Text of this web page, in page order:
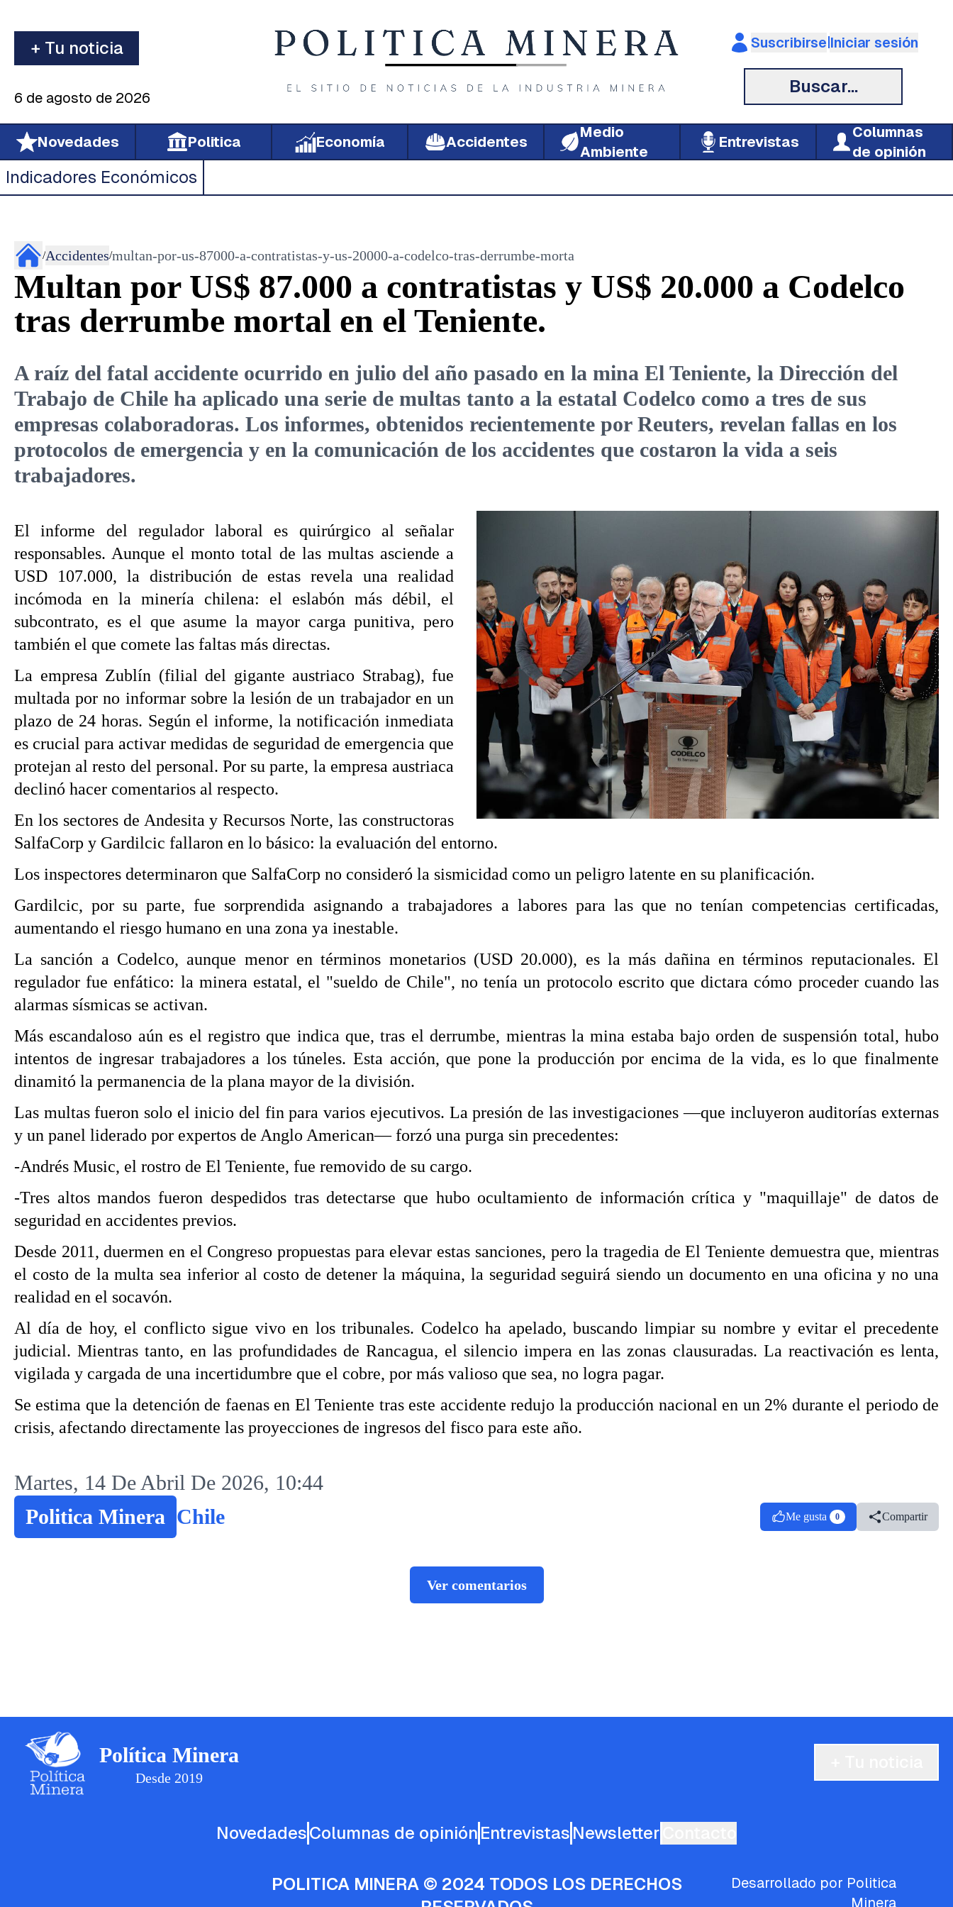
+ Tu noticia
6 de agosto de 2026
Suscribirse|Iniciar sesión
Buscar...
Novedades Politica Economía Accidentes
Medio
Ambiente
Entrevistas
Columnas
de opinión
Indicadores Económicos
/Accidentes/multan-por-us-87000-a-contratistas-y-us-20000-a-codelco-tras-derrumbe-morta
Multan por US$ 87.000 a contratistas y US$ 20.000 a Codelco
tras derrumbe mortal en el Teniente.
A raíz del fatal accidente ocurrido en julio del año pasado en la mina El Teniente, la Dirección del
Trabajo de Chile ha aplicado una serie de multas tanto a la estatal Codelco como a tres de sus
empresas colaboradoras. Los informes, obtenidos recientemente por Reuters, revelan fallas en los
protocolos de emergencia y en la comunicación de los accidentes que costaron la vida a seis
trabajadores.
El informe del regulador laboral es quirúrgico al señalar
responsables. Aunque el monto total de las multas asciende a
USD 107.000, la distribución de estas revela una realidad
incómoda en la minería chilena: el eslabón más débil, el
subcontrato, es el que asume la mayor carga punitiva, pero
también el que comete las faltas más directas.
La empresa Zublín (filial del gigante austriaco Strabag), fue
multada por no informar sobre la lesión de un trabajador en un
plazo de 24 horas. Según el informe, la notificación inmediata
es crucial para activar medidas de seguridad de emergencia que
protejan al resto del personal. Por su parte, la empresa austriaca
declinó hacer comentarios al respecto.
En los sectores de Andesita y Recursos Norte, las constructoras
SalfaCorp y Gardilcic fallaron en lo básico: la evaluación del entorno.
Los inspectores determinaron que SalfaCorp no consideró la sismicidad como un peligro latente en su planificación.
Gardilcic, por su parte, fue sorprendida asignando a trabajadores a labores para las que no tenían competencias certificadas,
aumentando el riesgo humano en una zona ya inestable.
La sanción a Codelco, aunque menor en términos monetarios (USD 20.000), es la más dañina en términos reputacionales. El
regulador fue enfático: la minera estatal, el "sueldo de Chile", no tenía un protocolo escrito que dictara cómo proceder cuando las
alarmas sísmicas se activan.
Más escandaloso aún es el registro que indica que, tras el derrumbe, mientras la mina estaba bajo orden de suspensión total, hubo
intentos de ingresar trabajadores a los túneles. Esta acción, que pone la producción por encima de la vida, es lo que finalmente
dinamitó la permanencia de la plana mayor de la división.
Las multas fueron solo el inicio del fin para varios ejecutivos. La presión de las investigaciones —que incluyeron auditorías externas
y un panel liderado por expertos de Anglo American— forzó una purga sin precedentes:
-Andrés Music, el rostro de El Teniente, fue removido de su cargo.
-Tres altos mandos fueron despedidos tras detectarse que hubo ocultamiento de información crítica y "maquillaje" de datos de
seguridad en accidentes previos.
Desde 2011, duermen en el Congreso propuestas para elevar estas sanciones, pero la tragedia de El Teniente demuestra que, mientras
el costo de la multa sea inferior al costo de detener la máquina, la seguridad seguirá siendo un documento en una oficina y no una
realidad en el socavón.
Al día de hoy, el conflicto sigue vivo en los tribunales. Codelco ha apelado, buscando limpiar su nombre y evitar el precedente
judicial. Mientras tanto, en las profundidades de Rancagua, el silencio impera en las zonas clausuradas. La reactivación es lenta,
vigilada y cargada de una incertidumbre que el cobre, por más valioso que sea, no logra pagar.
Se estima que la detención de faenas en El Teniente tras este accidente redujo la producción nacional en un 2% durante el periodo de
crisis, afectando directamente las proyecciones de ingresos del fisco para este año.
Martes, 14 De Abril De 2026, 10:44
Politica Minera Chile Me gusta 0 Compartir
Ver comentarios
Política Minera
Desde 2019
NovedadesColumnas de opinión Entrevistas Newsletter
POLITICA MINERA © 2024 TODOS LOS DERECHOS
Desarrollado por Politica
Minera